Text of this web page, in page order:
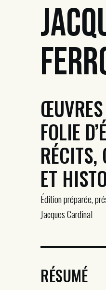
FOLIE
RÉCITS,
ET
Édition préparée,
Jacques Cardinal
RÉSUMÉ